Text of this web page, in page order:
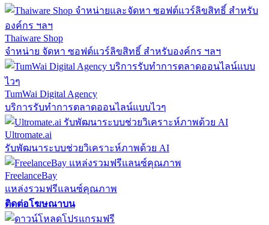
Thaiware Shop
จำหน่าย จัดหา ซอฟต์แวร์ลิขสิทธิ์ สำหรับองค์กร ฯลฯ
TumWai Digital Agency
บริการรับทำการตลาดออนไลน์แบบไวๆ
Ultromate.ai
รับพัฒนาระบบช่วยวิเคราะห์ภาพด้วย AI
FreelanceBay
แหล่งรวมฟรีแลนซ์คุณภาพ
ติดต่อโฆษณาบน